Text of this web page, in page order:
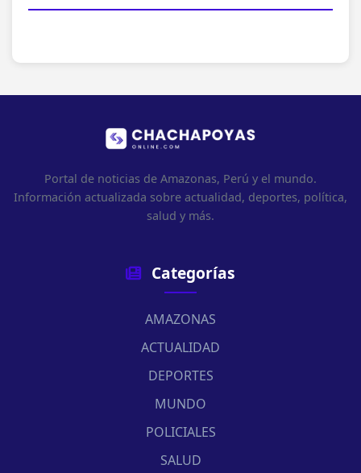
Portal de noticias de Amazonas, Perú y el mundo.
Información actualizada sobre actualidad, deportes, política,
salud y más.
Categorías
AMAZONAS
ACTUALIDAD
DEPORTES
MUNDO
POLICIALES
SALUD